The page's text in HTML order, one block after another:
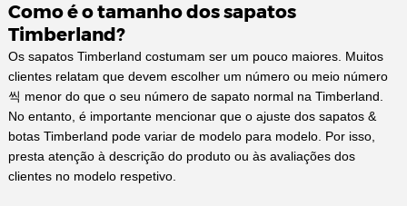
Como é o tamanho dos sapatos
Timberland?
Os sapatos Timberland costumam ser um pouco maiores. Muitos
clientes relatam que devem escolher um número ou meio número
씩 menor do que o seu número de sapato normal na Timberland.
No entanto, é importante mencionar que o ajuste dos sapatos &
botas Timberland pode variar de modelo para modelo. Por isso,
presta atenção à descrição do produto ou às avaliações dos
clientes no modelo respetivo.